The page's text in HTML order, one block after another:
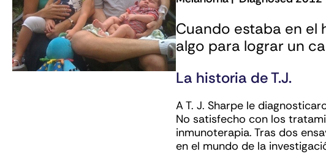
Cuando estaba en el
algo para lograr un
La historia de T.J.
A T. J. Sharpe le
No satisfecho con los
inmunoterapia. Tras dos
en el mundo de la